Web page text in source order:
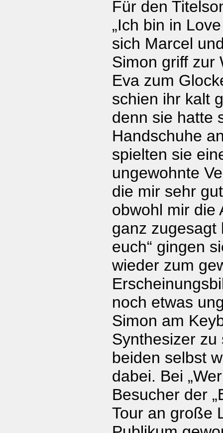
Für den
„Ich bin in
sich Marcel
Simon griff zur
Eva zum
schien ihr kalt
denn sie hatte
Handschuhe
spielten sie
ungewohnte
die mir sehr
obwohl mir die
ganz zugesagt
euch“ gingen
wieder zum
noch etwas
Simon am
Synthesizer zu
beiden selbst
dabei. Bei
Besucher der
Tour an große